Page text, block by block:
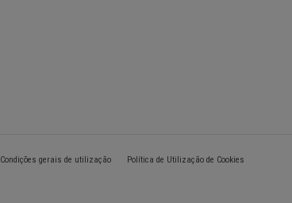
Condições gerais de utilização Política de Utilização de Cookies